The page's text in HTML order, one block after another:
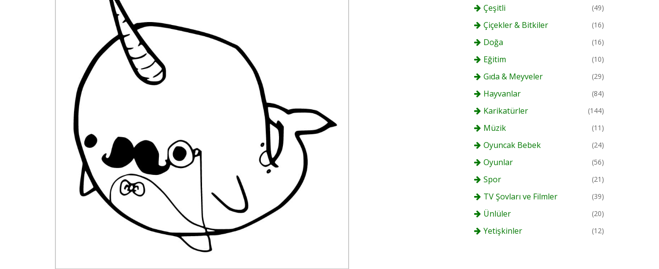
Çeşitli (49)
Çiçekler & Bitkiler (16)
Doğa (16)
Eğitim (10)
Gıda & Meyveler (29)
Hayvanlar (84)
Karikatürler (144)
Müzik (11)
Oyuncak Bebek (24)
Oyunlar (56)
Spor (21)
TV Şovları ve Filmler (39)
Ünlüler (20)
Yetişkinler (12)